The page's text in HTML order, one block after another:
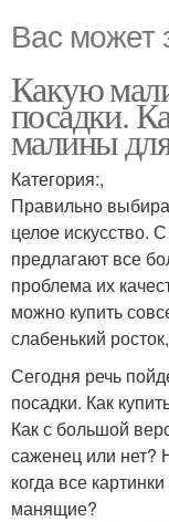
Вас может
Какую
посадки.
малины
Категория:,
Правильно
целое искусство.
предлагают все
проблема их
можно купить
слабенький
Сегодня речь
посадки. Как
Как с большой
саженец или нет?
когда все
манящие?